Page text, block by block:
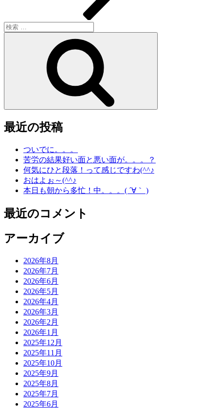
検
索:
最近の投稿
ついでに。。。
苦労の結果好い面と悪い面が。。。？
何気にひと段落！って感じですわ(^^♪
おはよぉ～(^^♪
本日も朝から多忙！中。。。( ´∀｀ )
最近のコメント
アーカイブ
2026年8月
2026年7月
2026年6月
2026年5月
2026年4月
2026年3月
2026年2月
2026年1月
2025年12月
2025年11月
2025年10月
2025年9月
2025年8月
2025年7月
2025年6月